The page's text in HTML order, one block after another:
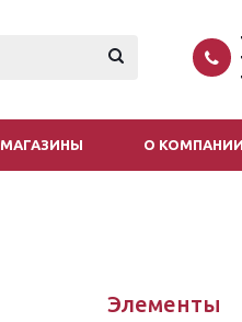
МАГАЗИНЫ О КОМПАНИИ
Элементы